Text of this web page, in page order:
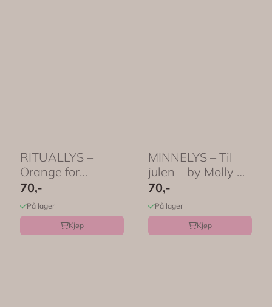
RITUALLYS –
Orange for
ambisjon lykke og
suksess ...
70,-
På lager
Kjøp
MINNELYS – Til
julen – by Molly &
Izzie
70,-
På lager
Kjøp